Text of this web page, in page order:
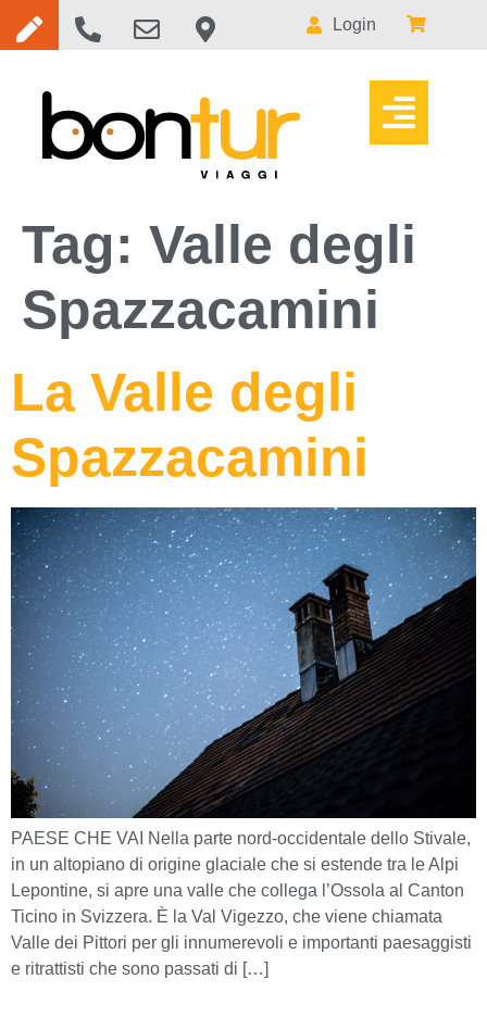
Login
Tag: Valle degli
Spazzacamini
La Valle degli
Spazzacamini
PAESE CHE VAI Nella parte nord-occidentale dello Stivale,
in un altopiano di origine glaciale che si estende tra le Alpi
Lepontine, si apre una valle che collega l’Ossola al Canton
Ticino in Svizzera. È la Val Vigezzo, che viene chiamata
Valle dei Pittori per gli innumerevoli e importanti paesaggisti
e ritrattisti che sono passati di […]